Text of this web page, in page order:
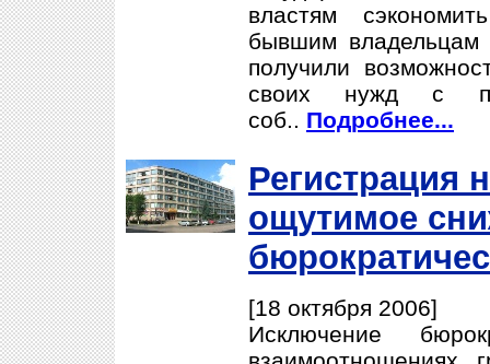
властям
бывшим владельцам
получили
своих нужд с
соб.. Подробнее...
Регистрация
ощутимое
[18 октября 2006]
Исключение